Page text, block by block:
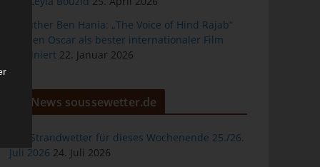
Kaouther Ben Hania: „The Voice of Hind Rajab“
für den Oscar als bester internationaler Film
nominiert 22. Januar 2026
News soussewetter.de
Das Strandwetter für dieses Wochenende 25./26.
Juli 2026 24. Juli 2026